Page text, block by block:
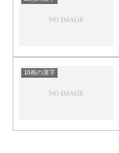
16画の漢字